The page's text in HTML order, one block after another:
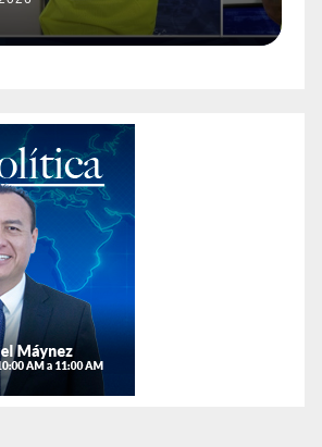
encontrarles un arma en